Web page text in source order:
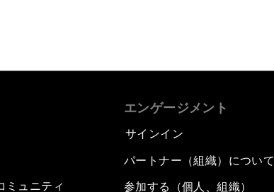
ミュニティ
エンゲージメント
サインイン
パートナー（組織）について
参加する（個人、組織）